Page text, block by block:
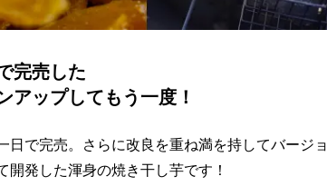
完売した
アップしてもう一度！
日で完売。さらに改良を重ね満を持してバージョ
発した渾身の焼き干し芋です！